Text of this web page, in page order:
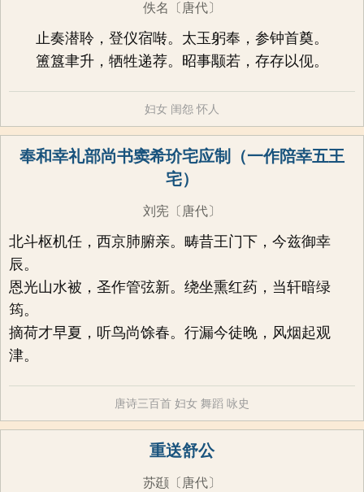
佚名 〔唐代〕
止奏潜聆，登仪宿啭。太玉躬奉，参钟首奠。
簠簋聿升，牺牲递荐。昭事颙若，存存以伣。
妇女 闺怨 怀人
奉和幸礼部尚书窦希玠宅应制（一作陪幸五王
宅）
刘宪 〔唐代〕
北斗枢机任，西京肺腑亲。畴昔王门下，今兹御幸
辰。
恩光山水被，圣作管弦新。绕坐熏红药，当轩暗绿
筠。
摘荷才早夏，听鸟尚馀春。行漏今徒晚，风烟起观
津。
唐诗三百首 妇女 舞蹈 咏史
重送舒公
苏颋 〔唐代〕